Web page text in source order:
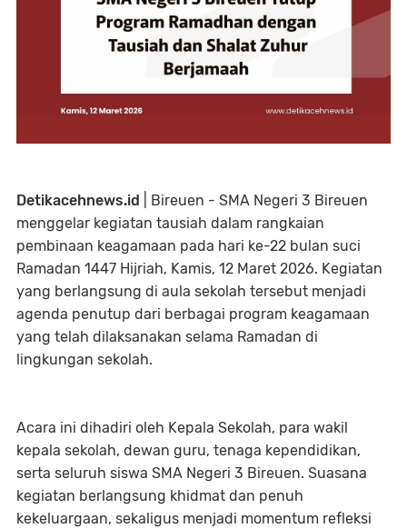
Detikacehnews.id
| Bireuen - SMA Negeri 3 Bireuen
menggelar kegiatan tausiah dalam rangkaian
pembinaan keagamaan pada hari ke-22 bulan suci
Ramadan 1447 Hijriah, Kamis, 12 Maret 2026. Kegiatan
yang berlangsung di aula sekolah tersebut menjadi
agenda penutup dari berbagai program keagamaan
yang telah dilaksanakan selama Ramadan di
lingkungan sekolah.
Acara ini dihadiri oleh Kepala Sekolah, para wakil
kepala sekolah, dewan guru, tenaga kependidikan,
serta seluruh siswa SMA Negeri 3 Bireuen. Suasana
kegiatan berlangsung khidmat dan penuh
kekeluargaan, sekaligus menjadi momentum refleksi